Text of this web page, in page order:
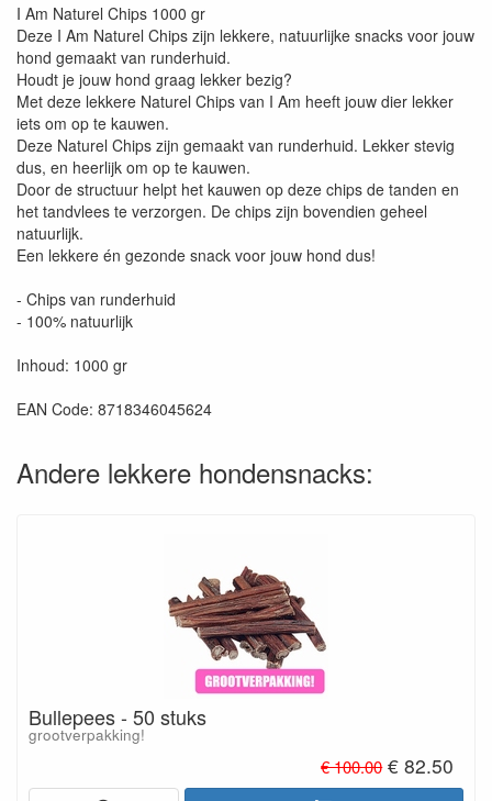
I Am Naturel Chips 1000 gr
Deze I Am Naturel Chips zijn lekkere, natuurlijke snacks voor jouw
hond gemaakt van runderhuid.
Houdt je jouw hond graag lekker bezig?
Met deze lekkere Naturel Chips van I Am heeft jouw dier lekker
iets om op te kauwen.
Deze Naturel Chips zijn gemaakt van runderhuid. Lekker stevig
dus, en heerlijk om op te kauwen.
Door de structuur helpt het kauwen op deze chips de tanden en
het tandvlees te verzorgen. De chips zijn bovendien geheel
natuurlijk.
Een lekkere én gezonde snack voor jouw hond dus!
- Chips van runderhuid
- 100% natuurlijk
Inhoud: 1000 gr
EAN Code: 8718346045624
Andere lekkere hondensnacks:
Bullepees - 50 stuks
grootverpakking!
€ 100.00€ 82.50